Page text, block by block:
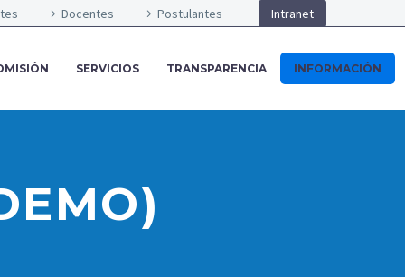
Docentes Postulantes Intranet
SERVICIOS TRANSPARENCIA INFORMACIÓN